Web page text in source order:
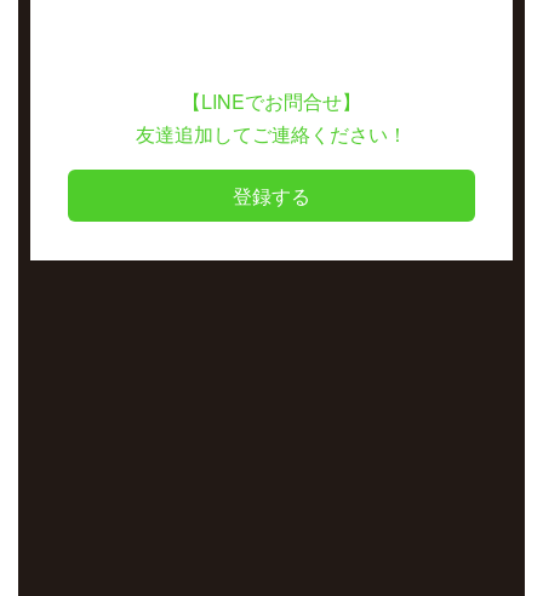
【LINEでお問合せ】
友達追加してご連絡ください！
登録する